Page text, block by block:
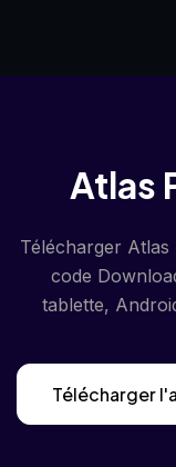
Atlas
Télécharger
code
tablette,
Télécharger